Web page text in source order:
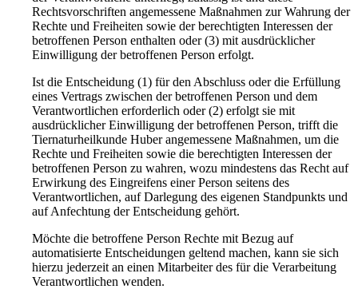
Rechtsvorschriften angemessene Maßnahmen zur Wahrung der
Rechte und Freiheiten sowie der berechtigten Interessen der
betroffenen Person enthalten oder (3) mit ausdrücklicher
Einwilligung der betroffenen Person erfolgt.
Ist die Entscheidung (1) für den Abschluss oder die Erfüllung
eines Vertrags zwischen der betroffenen Person und dem
Verantwortlichen erforderlich oder (2) erfolgt sie mit
ausdrücklicher Einwilligung der betroffenen Person, trifft die
Tiernaturheilkunde Huber angemessene Maßnahmen, um die
Rechte und Freiheiten sowie die berechtigten Interessen der
betroffenen Person zu wahren, wozu mindestens das Recht auf
Erwirkung des Eingreifens einer Person seitens des
Verantwortlichen, auf Darlegung des eigenen Standpunkts und
auf Anfechtung der Entscheidung gehört.
Möchte die betroffene Person Rechte mit Bezug auf
automatisierte Entscheidungen geltend machen, kann sie sich
hierzu jederzeit an einen Mitarbeiter des für die Verarbeitung
Verantwortlichen wenden.